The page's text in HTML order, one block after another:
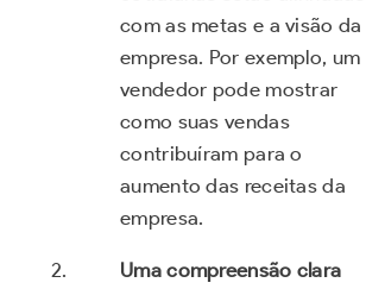
com as metas e a visão da
empresa. Por exemplo, um
vendedor pode mostrar
como suas vendas
contribuíram para o
aumento das receitas da
empresa.
Uma compreensão clara